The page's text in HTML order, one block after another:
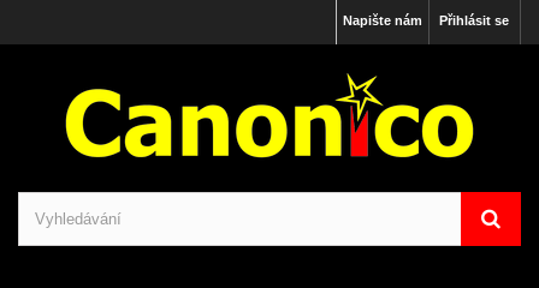
Přihlásit se
Napište nám